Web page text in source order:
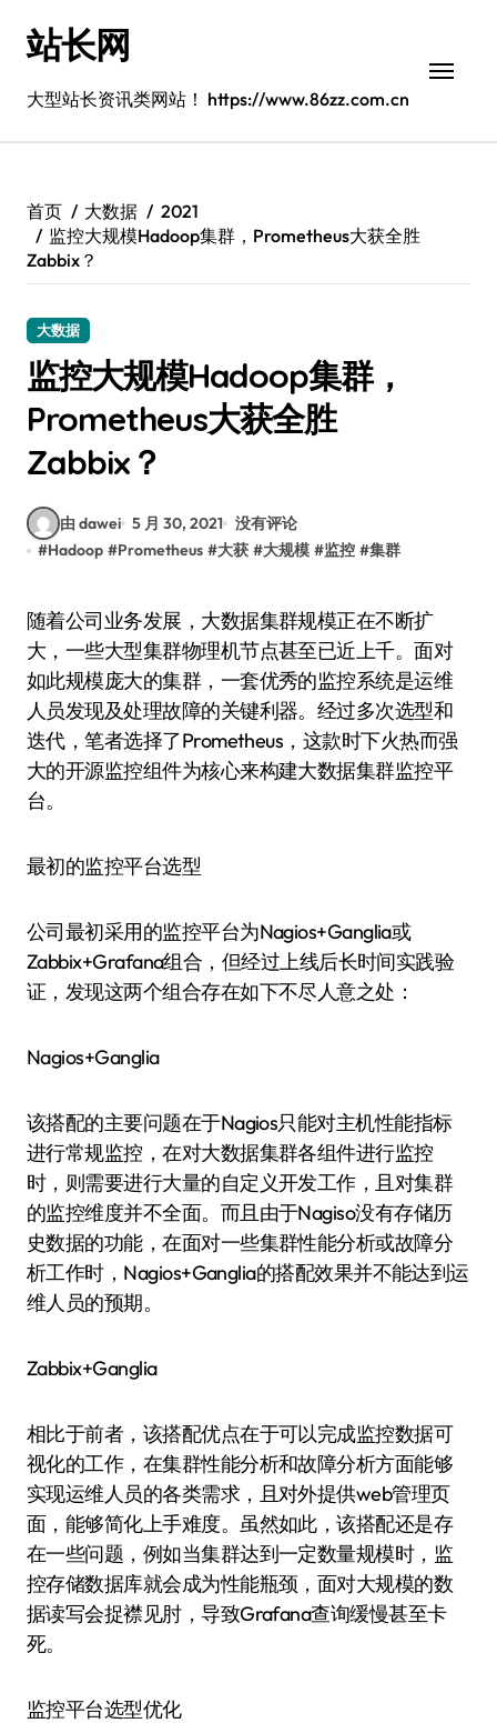
站长网
大型站长资讯类网站！ https://www.86zz.com.cn
首页 大数据
2021
监控大规模Hadoop集群，Prometheus大获全胜
Zabbix？
大数据
监控大规模Hadoop集群，
Prometheus大获全胜
Zabbix？
由 dawei 5 月 30, 2021 没有评论
#Hadoop #Prometheus #大获 #大规模 #监控 #集群
随着公司业务发展，大数据集群规模正在不断扩
大，一些大型集群物理机节点甚至已近上千。面对
如此规模庞大的集群，一套优秀的监控系统是运维
人员发现及处理故障的关键利器。经过多次选型和
迭代，笔者选择了Prometheus，这款时下火热而强
大的开源监控组件为核心来构建大数据集群监控平
台。
最初的监控平台选型
公司最初采用的监控平台为Nagios+Ganglia或
Zabbix+Grafana组合，但经过上线后长时间实践验
证，发现这两个组合存在如下不尽人意之处：
Nagios+Ganglia
该搭配的主要问题在于Nagios只能对主机性能指标
进行常规监控，在对大数据集群各组件进行监控
时，则需要进行大量的自定义开发工作，且对集群
的监控维度并不全面。而且由于Nagiso没有存储历
史数据的功能，在面对一些集群性能分析或故障分
析工作时，Nagios+Ganglia的搭配效果并不能达到运
维人员的预期。
Zabbix+Ganglia
相比于前者，该搭配优点在于可以完成监控数据可
视化的工作，在集群性能分析和故障分析方面能够
实现运维人员的各类需求，且对外提供web管理页
面，能够简化上手难度。虽然如此，该搭配还是存
在一些问题，例如当集群达到一定数量规模时，监
控存储数据库就会成为性能瓶颈，面对大规模的数
据读写会捉襟见肘，导致Grafana查询缓慢甚至卡
死。
监控平台选型优化